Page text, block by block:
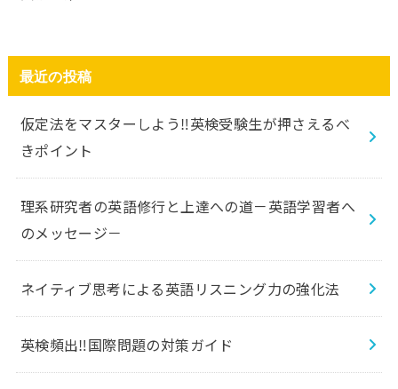
最近の投稿
仮定法をマスターしよう‼️英検受験生が押さえるべ
きポイント
理系研究者の英語修行と上達への道－英語学習者へ
のメッセージ－
ネイティブ思考による英語リスニング力の強化法
英検頻出‼️国際問題の対策ガイド